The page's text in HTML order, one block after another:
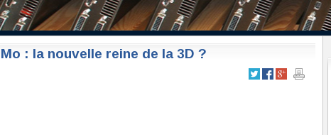
: la nouvelle reine de la 3D ?